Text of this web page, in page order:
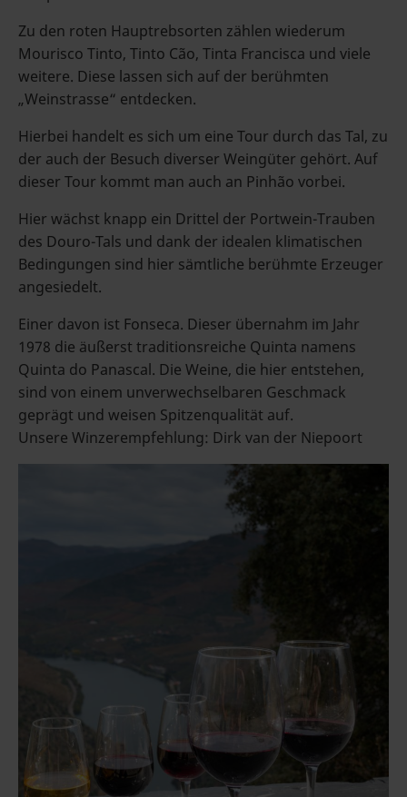
Zu den roten Hauptrebsorten zählen wiederum
Mourisco Tinto, Tinto Cão, Tinta Francisca und viele
weitere. Diese lassen sich auf der berühmten
„Weinstrasse“ entdecken.
Hierbei handelt es sich um eine Tour durch das Tal, zu
der auch der Besuch diverser Weingüter gehört. Auf
dieser Tour kommt man auch an Pinhão vorbei.
Hier wächst knapp ein Drittel der Portwein-Trauben
des Douro-Tals und dank der idealen klimatischen
Bedingungen sind hier sämtliche berühmte Erzeuger
angesiedelt.
Einer davon ist Fonseca. Dieser übernahm im Jahr
1978 die äußerst traditionsreiche Quinta namens
Quinta do Panascal. Die Weine, die hier entstehen,
sind von einem unverwechselbaren Geschmack
geprägt und weisen Spitzenqualität auf.
Unsere Winzerempfehlung: Dirk van der Niepoort